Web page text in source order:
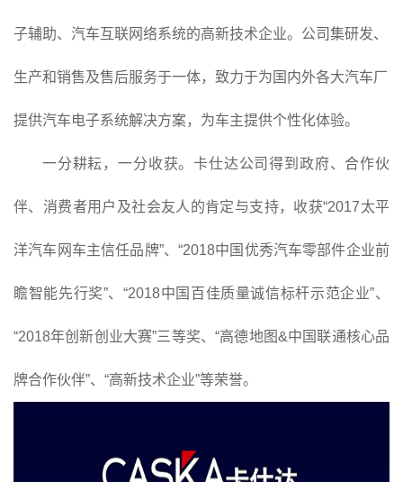
子辅助、汽车互联网络系统的高新技术企业。公司集研发、
生产和销售及售后服务于一体，致力于为国内外各大汽车厂
提供汽车电子系统解决方案，为车主提供个性化体验。
一分耕耘，一分收获。卡仕达公司得到政府、合作伙
伴、消费者用户及社会友人的肯定与支持，收获“2017太平
洋汽车网车主信任品牌”、“2018中国优秀汽车零部件企业前
瞻智能先行奖”、“2018中国百佳质量诚信标杆示范企业”、
“2018年创新创业大赛”三等奖、“高德地图&中国联通核心品
牌合作伙伴”、“高新技术企业”等荣誉。